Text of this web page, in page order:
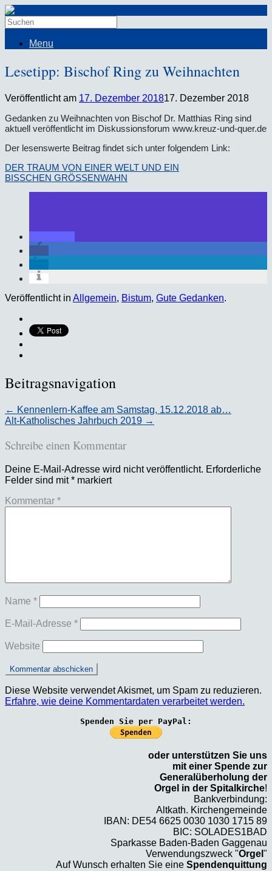
Menu
Lesetipp: Bischof Ring zu Weihnachten
Veröffentlicht am 17. Dezember 201817. Dezember 2018
Gedanken zu Weihnachten von Bischof Dr. Matthias Ring sind
aktuell veröffentlicht im Diskussionsforum www.kreuz-und-quer.de
Der lesenswerte Beitrag findet sich unter folgendem Link:
DER TRAUM VON EINER WELT UND EIN
BISSCHEN GRÖSSENWAHN
Veröffentlicht in Allgemein, Bistum, Gute Gedanken.
Beitragsnavigation
← Kennenlern-Kaffee am Samstag, 15.12.2018 ab…
Alt-Katholisches Jahrbuch 2019 →
Schreibe einen Kommentar
Deine E-Mail-Adresse wird nicht veröffentlicht. Erforderliche
Felder sind mit* markiert
Kommentar *
Name *
E-Mail-Adresse *
Website
Diese Website verwendet Akismet, um Spam zu reduzieren.
Erfahre, wie deine Kommentardaten verarbeitet werden.
Spenden Sie per PayPal:
oder unterstützen Sie uns
mit einer Spende zur
Generalüberholung der
Orgel in der Spitalkirche!
Bankverbindung:
Altkath. Kirchengemeinde
IBAN: DE54 6625 0030 1030 1715 89
BIC: SOLADES1BAD
Sparkasse Baden-Baden Gaggenau
Verwendungszweck "Orgel "
Auf Wunsch erhalten Sie eine Spendenquittung